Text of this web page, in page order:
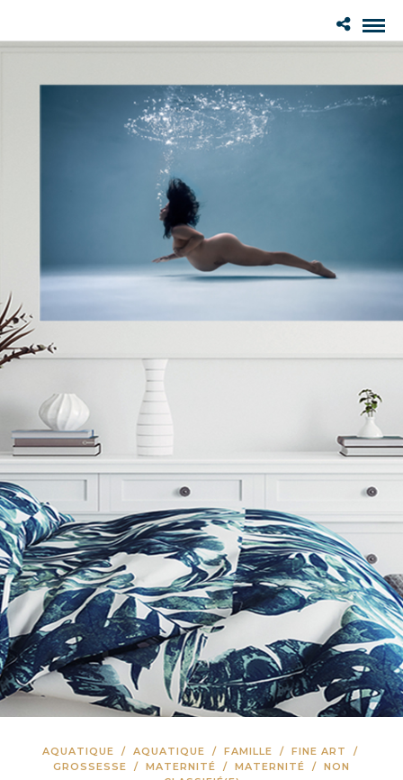
AQUATIQUE / AQUATIQUE / FAMILLE / FINE ART
/
GROSSESSE / MATERNITÉ / MATERNITÉ / NON